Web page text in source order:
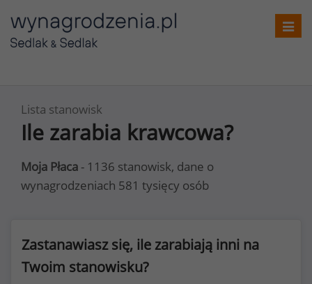
Lista stanowisk
Ile zarabia krawcowa?
Moja Płaca - 1136 stanowisk, dane o
wynagrodzeniach 581 tysięcy osób
Zastanawiasz się, ile zarabiają inni na
Twoim stanowisku?